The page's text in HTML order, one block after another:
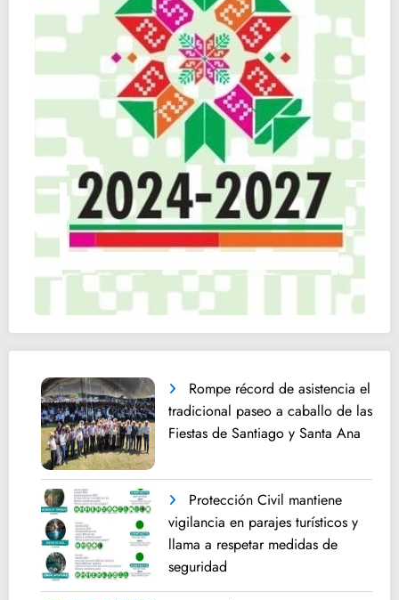
Rompe récord de asistencia el
tradicional paseo a caballo de las
Fiestas de Santiago y Santa Ana
Protección Civil mantiene
vigilancia en parajes turísticos y
llama a respetar medidas de
seguridad